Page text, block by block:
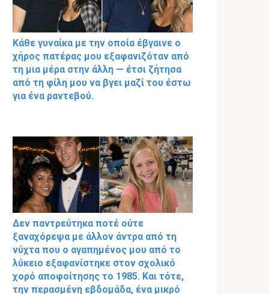
Κάθε γυναίκα με την οποία έβγαινε ο
χήρος πατέρας μου εξαφανιζόταν από
τη μια μέρα στην άλλη — έτσι ζήτησα
από τη φίλη μου να βγει μαζί του έστω
για ένα ραντεβού.
Δεν παντρεύτηκα ποτέ ούτε
ξαναχόρεψα με άλλον άντρα από τη
νύχτα που ο αγαπημένος μου από το
λύκειο εξαφανίστηκε στον σχολικό
χορό αποφοίτησης το 1985. Και τότε,
την περασμένη εβδομάδα, ένα μικρό